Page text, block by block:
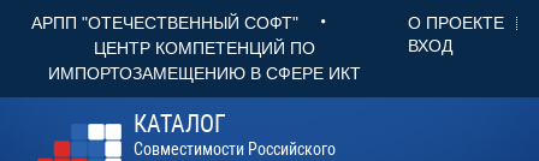
АРПП "ОТЕЧЕСТВЕННЫЙ СОФТ" •
ЦЕНТР КОМПЕТЕНЦИЙ ПО
ИМПОРТОЗАМЕЩЕНИЮ В СФЕРЕ ИКТ
О ПРОЕКТЕ
ВХОД
КАТАЛОГ
Совместимости Российского